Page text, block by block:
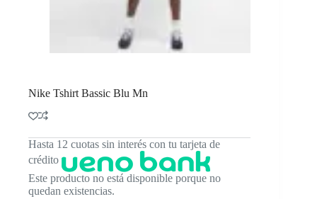
Nike Tshirt Bassic Blu Mn
Hasta 12 cuotas sin interés con tu tarjeta de
crédito
Este producto no está disponible porque no
quedan existencias.